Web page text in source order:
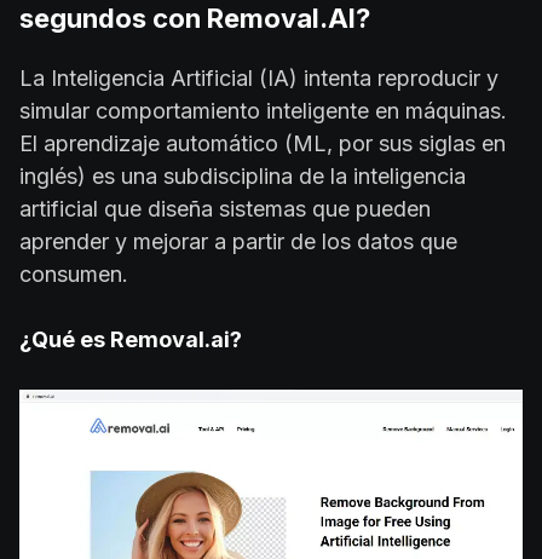
segundos con Removal.AI?
La Inteligencia Artificial (IA) intenta reproducir y
simular comportamiento inteligente en máquinas.
El aprendizaje automático (ML, por sus siglas en
inglés) es una subdisciplina de la inteligencia
artificial que diseña sistemas que pueden
aprender y mejorar a partir de los datos que
consumen.
¿Qué es Removal.ai?